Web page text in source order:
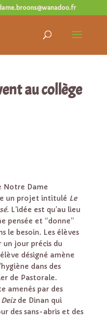
au collège
Notre Dame
un projet intitulé Le
. L’idée est qu’au lieu
pensée et “donne”
le besoin. Les élèves
un jour précis du
désigné amène
dans des
de Pastorale.
amenés par des
de Dinan qui
des sans-abris et des